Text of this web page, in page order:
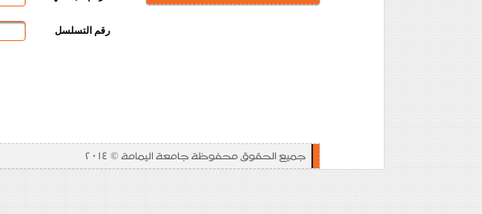
رقم التسلسل